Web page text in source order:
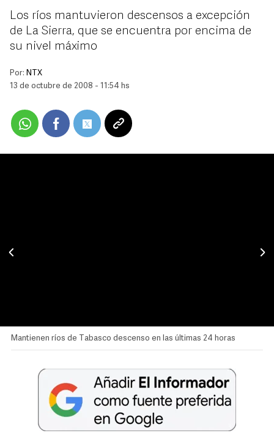
Los ríos mantuvieron descensos a excepción
de La Sierra, que se encuentra por encima de
su nivel máximo
Por: NTX
13 de octubre de 2008 - 11:54 hs
Mantienen ríos de Tabasco descenso en las últimas 24 horas